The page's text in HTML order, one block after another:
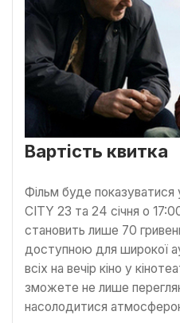
Вартість квитка
Фільм буде показуватися
CITY 23 та 24 січня о
становить лише 70
доступною для широкої
всіх на вечір кіно у
зможете не лише
насолодитися